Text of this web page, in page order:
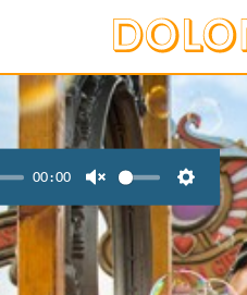
00:00
Unmute Settings